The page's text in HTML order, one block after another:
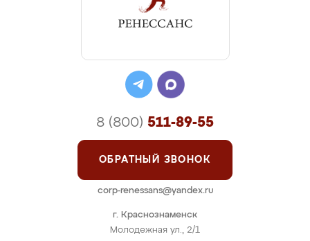
г. Краснознаменск
Молодежная ул., 2/1
8 (800) 511-89-55
ОБРАТНЫЙ ЗВОНОК
corp-renessans@yandex.ru